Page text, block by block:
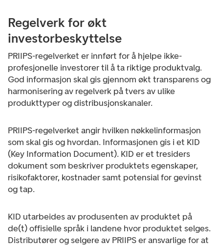
Regelverk for økt
investorbeskyttelse
PRIIPS-regelverket er innført for å hjelpe ikke-
profesjonelle investorer til å ta riktige produktvalg.
God informasjon skal gis gjennom økt transparens og
harmonisering av regelverk på tvers av ulike
produkttyper og distribusjonskanaler.
PRIIPS-regelverket angir hvilken nøkkelinformasjon
som skal gis og hvordan. Informasjonen gis i et KID
(Key Information Document). KID er et tresiders
dokument som beskriver produktets egenskaper,
risikofaktorer, kostnader samt potensial for gevinst
og tap.
KID utarbeides av produsenten av produktet på
de(t) offisielle språk i landene hvor produktet selges.
Distributører og selgere av PRIIPS er ansvarlige for at